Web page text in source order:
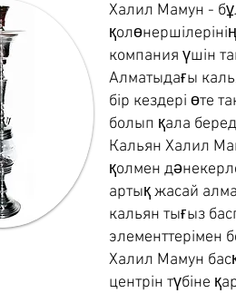
Халил Мамун -
компания үшін
Алматыдағы
бір кездері өте
болып қала
Кальян Халил
қолмен
артық жасай
кальян тығыз
элементтерімен
Халил Мамун
центрін түбіне